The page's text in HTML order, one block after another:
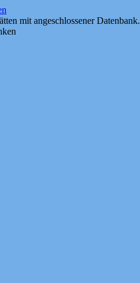
mit angeschlossener Datenbank.